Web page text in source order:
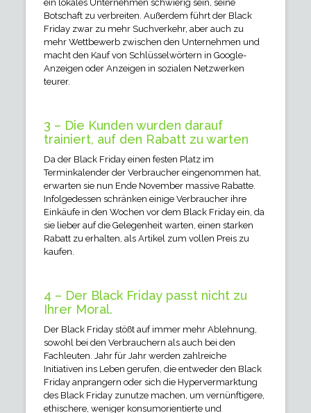
ein lokales Unternehmen schwierig sein, seine
Botschaft zu verbreiten. Außerdem führt der Black
Friday zwar zu mehr Suchverkehr, aber auch zu
mehr Wettbewerb zwischen den Unternehmen und
macht den Kauf von Schlüsselwörtern in Google-
Anzeigen oder Anzeigen in sozialen Netzwerken
teurer.
3 – Die Kunden wurden darauf
trainiert, auf den Rabatt zu warten
Da der Black Friday einen festen Platz im
Terminkalender der Verbraucher eingenommen hat,
erwarten sie nun Ende November massive Rabatte.
Infolgedessen schränken einige Verbraucher ihre
Einkäufe in den Wochen vor dem Black Friday ein, da
sie lieber auf die Gelegenheit warten, einen starken
Rabatt zu erhalten, als Artikel zum vollen Preis zu
kaufen.
4 – Der Black Friday passt nicht zu
Ihrer Moral.
Der Black Friday stößt auf immer mehr Ablehnung,
sowohl bei den Verbrauchern als auch bei den
Fachleuten. Jahr für Jahr werden zahlreiche
Initiativen ins Leben gerufen, die entweder den Black
Friday anprangern oder sich die Hypervermarktung
des Black Friday zunutze machen, um vernünftigere,
ethischere, weniger konsumorientierte und